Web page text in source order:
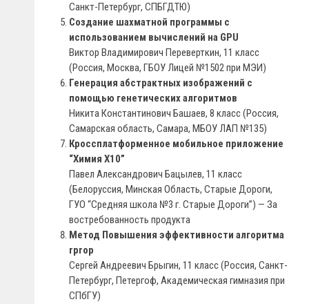
Санкт-Петербург, СПБГДТЮ)
Создание шахматной программы с
использованием вычислений на GPU
Виктор Владимирович Переверткин, 11 класс
(Россия, Москва, ГБОУ Лицей №1502 при МЭИ)
Генерация абстрактных изображений с
помощью генетических алгоритмов
Никита Константинович Башаев, 8 класс (Россия,
Самарская область, Самара, МБОУ ЛАП №135)
Кроссплатформенное мобильное приложение
“Химия X10”
Павел Александрович Бацылев, 11 класс
(Белоруссия, Минская Область, Старые Дороги,
ГУО “Средняя школа №3 г. Старые Дороги”) — За
востребованность продукта
Метод Повышения эффективности алгоритма
rprop
Сергей Андреевич Брыгин, 11 класс (Россия, Санкт-
Петербург, Петергоф, Академическая гимназия при
СПбГУ)